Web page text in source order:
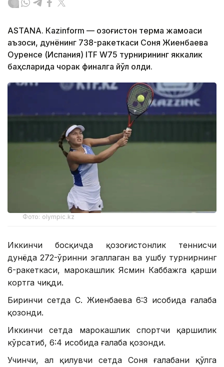
ASTANА. Кazinform — Қозоғистон терма жамоаси
аъзоси, дунёнинг 738-ракеткаси Соня Жиенбаева
Оуренсе (Испания) ITF W75 турнирининг яккалик
баҳсларида чорак финалга йўл олди.
Фото: olympic.kz
Иккинчи босқичда қозоғистонлик теннисчи
дунёда 272-ўринни эгаллаган ва ушбу турнирнинг
6-ракеткаси, марокашлик Ясмин Каббажга қарши
кортга чиқди.
Биринчи сетда С. Жиенбаева 6:3 ҳисобида ғалаба
қозонди.
Иккинчи сетда марокашлик спортчи қаршилик
кўрсатиб, 6:4 ҳисобида ғалаба қозонди.
Учинчи, ҳал қилувчи сетда Соня ғалабани қўлга